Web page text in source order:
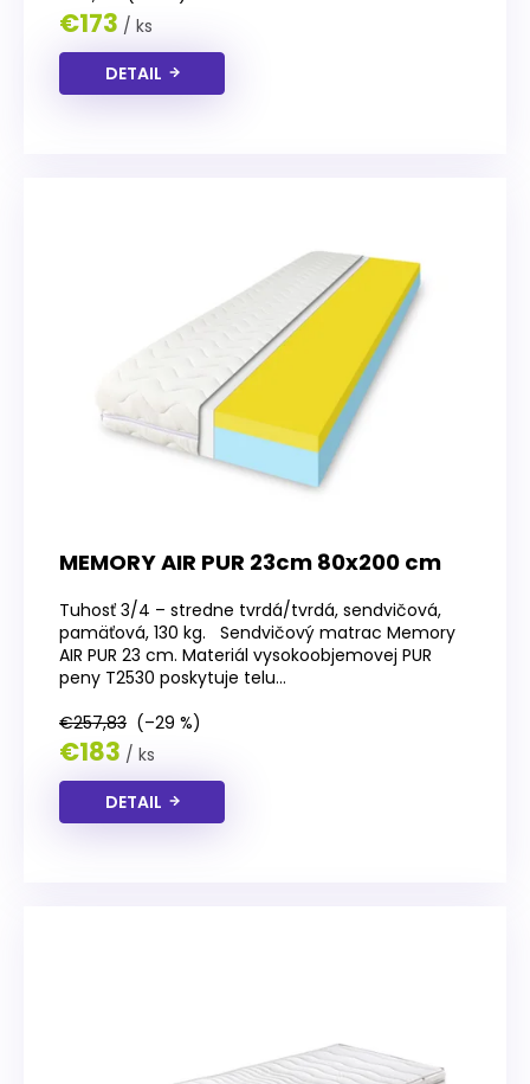
€173 / ks
DETAIL
MEMORY AIR PUR 23cm 80x200 cm
Tuhosť 3/4 – stredne tvrdá/tvrdá, sendvičová,
pamäťová, 130 kg. Sendvičový matrac Memory
AIR PUR 23 cm. Materiál vysokoobjemovej PUR
peny T2530 poskytuje telu...
€257,83 (–29 %)
€183 / ks
DETAIL